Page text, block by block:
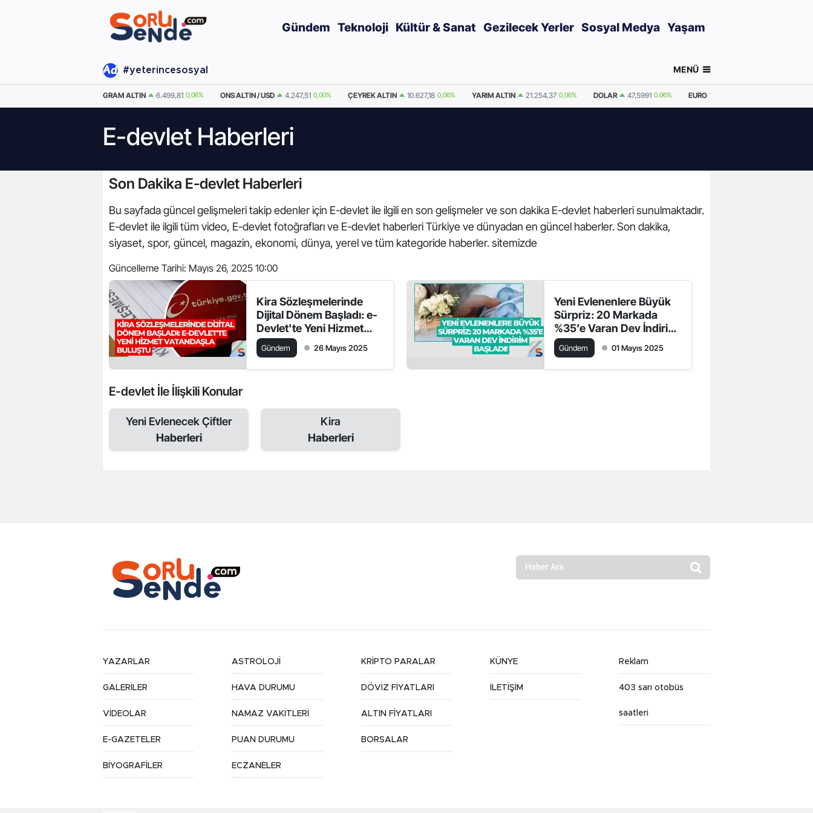
Gündem Teknoloji Kültür & Sanat Gezilecek Yerler Sosyal Medya Yaşam
#yeterincesosyal MENÜ
GRAM ALTIN 6.499,81 0,06% ONS ALTIN / USD 4.247,51 0,00% ÇEYREK ALTIN 10.627,18 0,06% YARIM ALTIN 21.254,37 0,06% DOLAR 47,5991 0.06% EURO
E-devlet Haberleri
Son Dakika E-devlet Haberleri
Bu sayfada güncel gelişmeleri takip edenler için E-devlet ile ilgili en son gelişmeler ve son dakika E-devlet haberleri sunulmaktadır.
E-devlet ile ilgili tüm video, E-devlet fotoğrafları ve E-devlet haberleri Türkiye ve dünyadan en güncel haberler. Son dakika,
siyaset, spor, güncel, magazin, ekonomi, dünya, yerel ve tüm kategoride haberler. sitemizde
Güncelleme Tarihi: Mayıs 26, 2025 10:00
Kira Sözleşmelerinde
Dijital Dönem Başladı: e-
Devlet'te Yeni Hizmet
Vatandaşla Buluştu
Gündem 26 Mayıs 2025
Yeni Evlenenlere Büyük
Sürpriz: 20 Markada
%35’e Varan Dev İndirim
Başladı!
Gündem 01 Mayıs 2025
E-devlet İle İlişkili Konular
Yeni Evlenecek Çiftler
Haberleri
Kira
Haberleri
YAZARLAR
GALERİLER
VİDEOLAR
E-GAZETELER
BİYOGRAFİLER
ASTROLOJİ
HAVA DURUMU
NAMAZ VAKİTLERİ
PUAN DURUMU
ECZANELER
KRİPTO PARALAR
DÖVİZ FİYATLARI
ALTIN FİYATLARI
BORSALAR
KÜNYE
İLETİŞİM
Reklam
403 sarı otobüs
saatleri